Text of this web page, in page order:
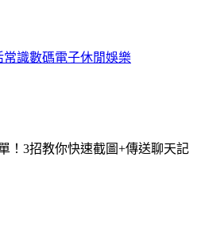
常識數碼電子休閒娛樂
！3招教你快速截圖+傳送聊天記